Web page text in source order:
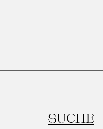
SUCHE